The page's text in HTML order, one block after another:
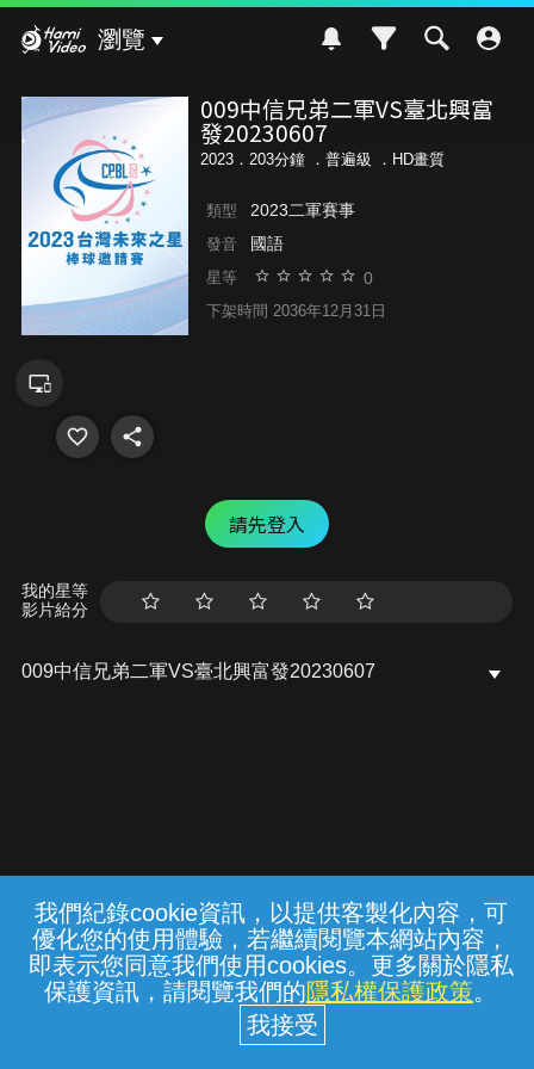
我們紀錄cookie資訊，以提供客製化內容，可
優化您的使用體驗，若繼續閱覽本網站內容，
即表示您同意我們使用cookies。更多關於隱私
保護資訊，請閱覽我們的隱私權保護政策。
瀏覽
009中信兄弟二軍VS臺北興富
發20230607
2023．203分鐘 ． 普遍級 ．HD畫質
類型 2023二軍賽事
發音 國語
星等 0
下架時間 2036年12月31日
請先登入
我的星等
影片給分
009中信兄弟二軍VS臺北興富發20230607
常見問題 線上客服 服務條款 隱私權保護
中華電信股份有限公司個人家庭分公司
(統一編號：96979949) © 2026
{{notifyMsg}}